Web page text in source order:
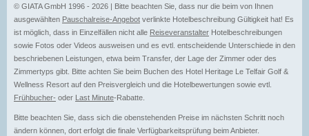
© GIATA GmbH 1996 - 2026 | Bitte beachten Sie, dass nur die beim von Ihnen
ausgewählten Pauschalreise-Angebot verlinkte Hotelbeschreibung Gültigkeit hat! Es
ist möglich, dass in Einzelfällen nicht alle Reiseveranstalter Hotelbeschreibungen
sowie Fotos oder Videos ausweisen und es evtl. entscheidende Unterschiede in den
beschriebenen Leistungen, etwa beim Transfer, der Lage der Zimmer oder des
Zimmertyps gibt. Bitte achten Sie beim Buchen des Hotel Heritage Le Telfair Golf &
Wellness Resort auf den Preisvergleich und die Hotelbewertungen sowie evtl.
Frühbucher- oder Last Minute-Rabatte.
Bitte beachten Sie, dass sich die obenstehenden Preise im nächsten Schritt noch
ändern können, dort erfolgt die finale Verfügbarkeitsprüfung beim Anbieter.